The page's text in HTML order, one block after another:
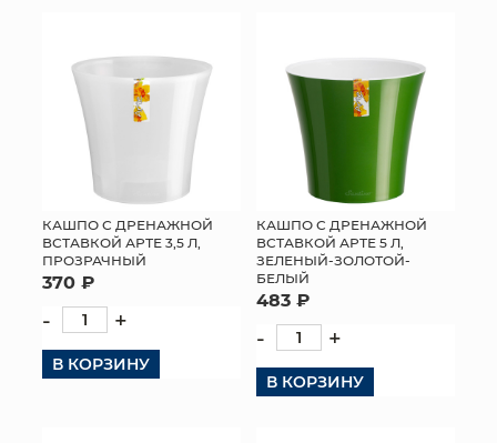
КАШПО С ДРЕНАЖНОЙ
ВСТАВКОЙ АРТЕ 3,5 Л,
ПРОЗРАЧНЫЙ
370 ₽
- +
В КОРЗИНУ
КАШПО С ДРЕНАЖНОЙ
ВСТАВКОЙ АРТЕ 5 Л,
ЗЕЛЕНЫЙ-ЗОЛОТОЙ-
БЕЛЫЙ
483 ₽
- +
В КОРЗИНУ